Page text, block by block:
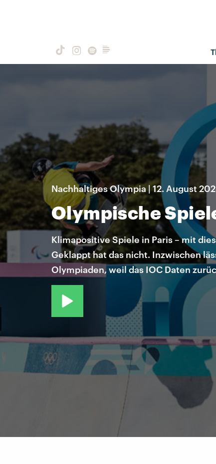
Nachhaltiges Olympia | 12. August
Olympische
Klimapositive Spiele in Paris – mit
Geklappt hat das nicht. Inzwischen
Olympiaden, weil das IOC Daten